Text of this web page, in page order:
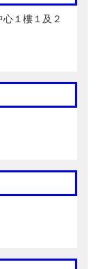
１樓１及２